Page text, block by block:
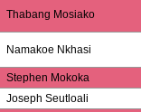
Thabang Mosiako
Namakoe Nkhasi
Stephen Mokoka
Joseph Seutloali